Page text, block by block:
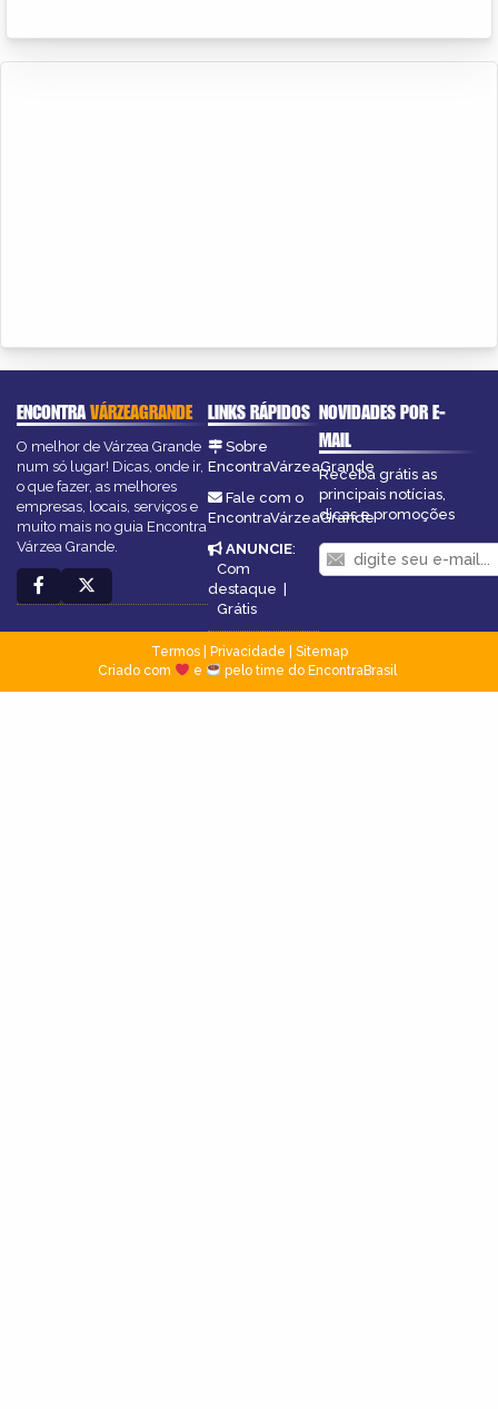
ENCONTRAVÁRZEAGRANDE
O melhor de Várzea Grande
num só lugar! Dicas, onde ir,
o que fazer, as melhores
empresas, locais, serviços e
muito mais no guia Encontra
Várzea Grande.
LINKS RÁPIDOS
Sobre
EncontraVárzeaGrande
Fale com o
EncontraVárzeaGrande
ANUNCIE:
Com
destaque |
Grátis
NOVIDADES POR E-
MAIL
Receba grátis as
principais notícias,
dicas e promoções
Termos| Privacidade
Sitemap
Criado com
e pelo time do EncontraBrasil